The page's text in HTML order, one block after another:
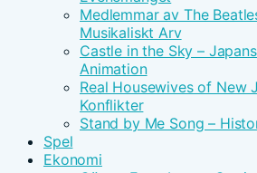
Medlemmar av The
Musikaliskt Arv
Castle in the Sky –
Animation
Real Housewives of New
Konflikter
Stand by Me Song –
Spel
Ekonomi